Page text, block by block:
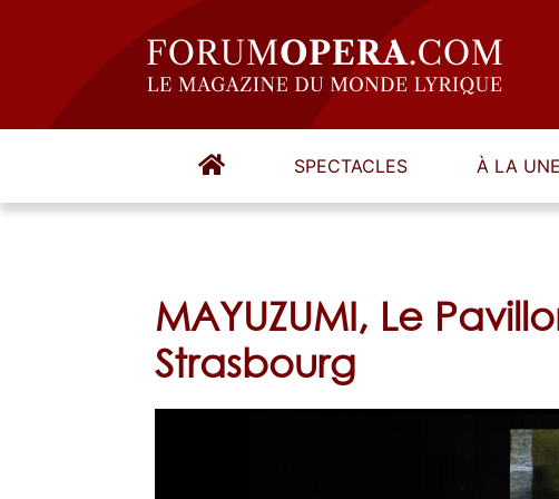
SPECTACLES À LA UNE
MAYUZUMI, Le
Strasbourg